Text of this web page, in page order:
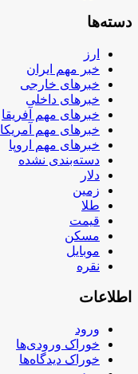
دسته‌ها
ارز
خبر مهم ایران
خبرهای خارجی
خبرهای داخلی
خبرهای مهم آفریقا
خبرهای مهم آمریکا
خبرهای مهم اروپا
دسته‌بندی نشده
دلار
زمین
طلا
قیمت
مسکن
موبایل
نقره
اطلاعات
ورود
خوراک ورودی‌ها
خوراک دیدگاه‌ها